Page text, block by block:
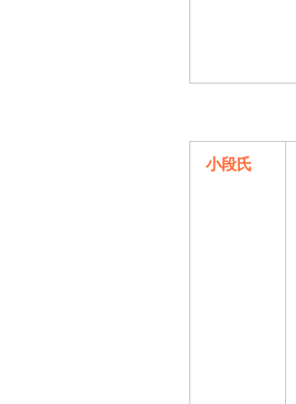
小段氏